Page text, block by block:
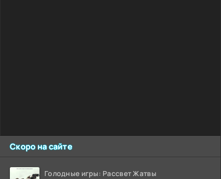
Скоро на сайте
Голодные игры: Рассвет Жатвы